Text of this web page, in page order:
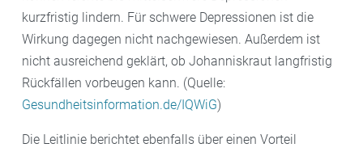
kurzfristig lindern. Für schwere Depressionen ist die
Wirkung dagegen nicht nachgewiesen. Außerdem ist
nicht ausreichend geklärt, ob Johanniskraut langfristig
Rückfällen vorbeugen kann. (Quelle:
Gesundheitsinformation.de/IQWiG)
Die Leitlinie berichtet ebenfalls über einen Vorteil